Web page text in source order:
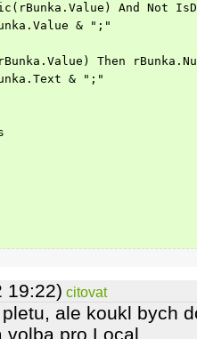
And Not
& ";"
Then
& ";"
19:22) citovat
ale koukl bych
volba pro Local.